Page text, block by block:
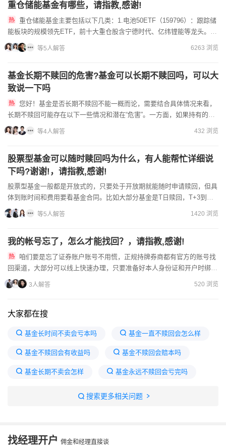
重仓储能基金有哪些，请指教,感谢!
能板块的规模领先ETF，前十大重仓股含宁德时代、亿纬锂能等龙头。2.
新能源车ETF（515030）：虽以新能源车...
等5人解答 6263 浏览
基金长期不赎回的危害?基金可以长期不赎回吗，可以大
致说一下吗
长期不赎回可能存在以下一些情况和潜在“危害”。一方面，如果持有的是
业绩不佳且没有发展潜力的基金，长期不赎回可能会导致资金长期...
等4人解答 432 浏览
股票型基金可以随时赎回吗为什么，有人能帮忙详细说
下吗?谢谢!，请指教,感谢!
股票型基金一般都是开放式的，只要处于开放期就能随时申请赎回，但具
体到账时间和费用要看基金合同。比如大部分基金是T日赎回，T+3到
账，有些持有7天内赎回会收高额手续费，部分热门基金甚至可...
等5人解答 1420 浏览
我的帐号忘了，怎么才能找回？，请指教,感谢!
回渠道，大部分可以线上快速办理，只要准备好本人身份证和开户时绑定
的手机号/银行卡就能搞定。找回账号的流程其实很简单，咱们可以...
3人解答 520 浏览
大家都在搜
基金长时间不卖会亏本吗 基金一直不赎回会怎么样
基金不赎回会有收益吗 基金不赎回会赔本吗
基金长期不卖会怎样 基金永远不赎回会亏完吗
基金如果一直不卖会不会亏完
搜索更多相关问题
找经理开户 佣金和经理直接谈